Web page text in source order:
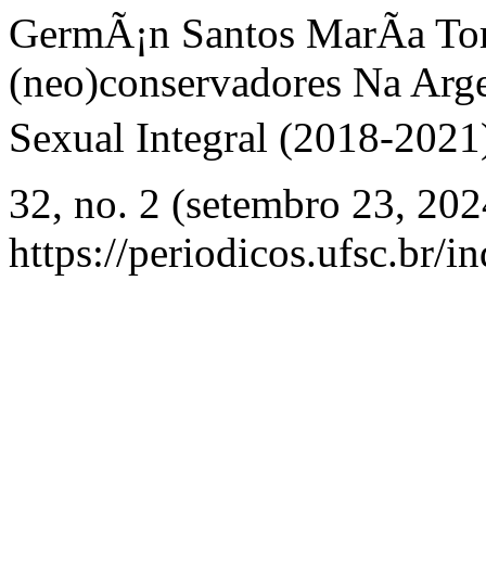
GermÃ¡n Santos MarÃ­a
(neo)conservadores Na
Sexual Integral (2018-
32, no. 2 (setembro 23,
https://periodicos.ufsc.br/